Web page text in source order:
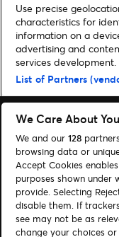
Home»Musik»Harry
Suchen
Cookie-
Autor*innen
Use precise
characteristics for
information on a
advertising and
services development.
List of Partners
We Care About
We and our 128
browsing data or
Accept Cookies
purposes shown under
provide. Selecting
disable them. If
see may not be as
change your choices